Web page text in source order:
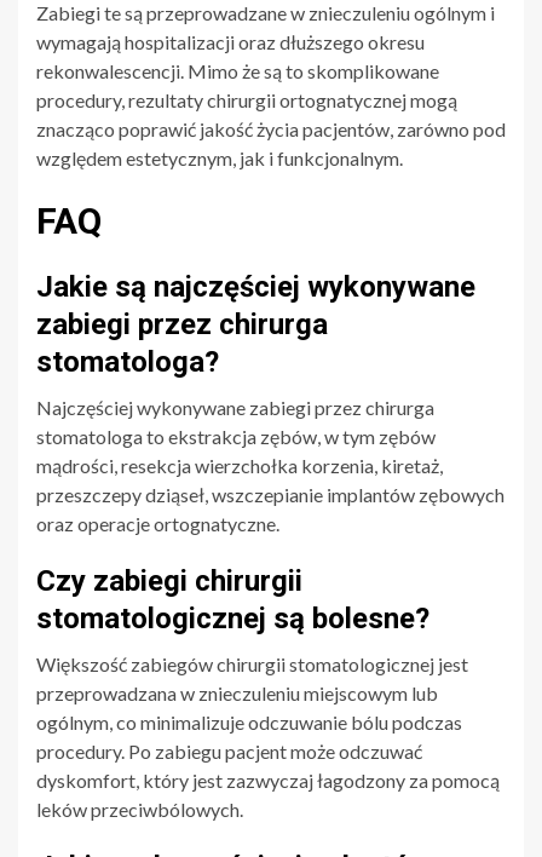
Zabiegi te są przeprowadzane w znieczuleniu ogólnym i
wymagają hospitalizacji oraz dłuższego okresu
rekonwalescencji. Mimo że są to skomplikowane
procedury, rezultaty chirurgii ortognatycznej mogą
znacząco poprawić jakość życia pacjentów, zarówno pod
względem estetycznym, jak i funkcjonalnym.
FAQ
Jakie są najczęściej wykonywane
zabiegi przez chirurga
stomatologa?
Najczęściej wykonywane zabiegi przez chirurga
stomatologa to ekstrakcja zębów, w tym zębów
mądrości, resekcja wierzchołka korzenia, kiretaż,
przeszczepy dziąseł, wszczepianie implantów zębowych
oraz operacje ortognatyczne.
Czy zabiegi chirurgii
stomatologicznej są bolesne?
Większość zabiegów chirurgii stomatologicznej jest
przeprowadzana w znieczuleniu miejscowym lub
ogólnym, co minimalizuje odczuwanie bólu podczas
procedury. Po zabiegu pacjent może odczuwać
dyskomfort, który jest zazwyczaj łagodzony za pomocą
leków przeciwbólowych.